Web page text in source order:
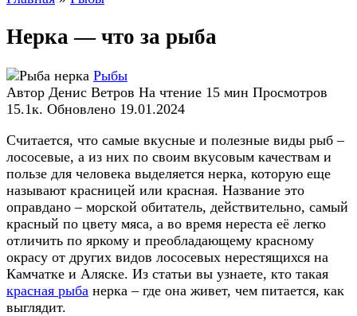
Нерка — что за рыба
Рыбы
Автор Денис Ветров На чтение 15 мин Просмотров
15.1к. Обновлено 19.01.2024
Считается, что самые вкусные и полезные виды рыб –
лососевые, а из них по своим вкусовым качествам и
пользе для человека выделяется нерка, которую еще
называют красницей или красная. Название это
оправдано – морской обитатель, действительно, самый
красный по цвету мяса, а во время нереста её легко
отличить по яркому и преобладающему красному
окрасу от других видов лососевых нерестящихся на
Камчатке и Аляске. Из статьи вы узнаете, кто такая
красная рыба нерка – где она живет, чем питается, как
выглядит.